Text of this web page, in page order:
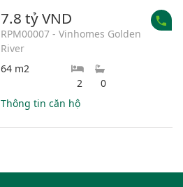
7.8 tỷ VND
RPM00007 - Vinhomes Golden
River
64 m2
2
0
Thông tin căn hộ